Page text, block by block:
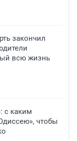
закончил
всю жизнь
с каким
чтобы